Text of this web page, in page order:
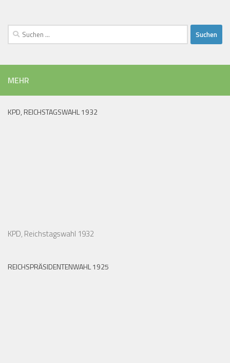
Suchen
nach:
MEHR
KPD, REICHSTAGSWAHL 1932
KPD, Reichstagswahl 1932
REICHSPRÄSIDENTENWAHL 1925